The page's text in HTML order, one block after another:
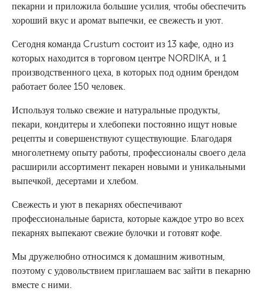
пекарни и приложила большие усилия, чтобы обеспечить
хороший вкус и аромат выпечки, ее свежесть и уют.
Сегодня команда Crustum состоит из 13 кафе, одно из
которых находится в торговом центре NORDIKA, и 1
производственного цеха, в которых под одним брендом
работает более 150 человек.
Используя только свежие и натуральные продукты,
пекари, кондитеры и хлебопеки постоянно ищут новые
рецепты и совершенствуют существующие. Благодаря
многолетнему опыту работы, профессионалы своего дела
расширили ассортимент пекарен новыми и уникальными
выпечкой, десертами и хлебом.
Свежесть и уют в пекарнях обеспечивают
профессиональные бариста, которые каждое утро во всех
пекарнях выпекают свежие булочки и готовят кофе.
Мы дружелюбно относимся к домашним животным,
поэтому с удовольствием приглашаем вас зайти в пекарню
вместе с ними.